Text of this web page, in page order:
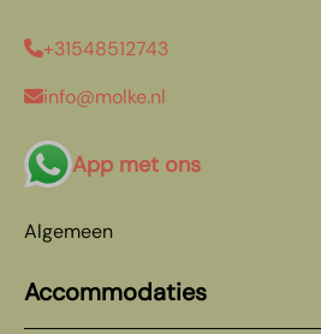
+31548512743
info@molke.nl
App met ons
Algemeen
Accommodaties